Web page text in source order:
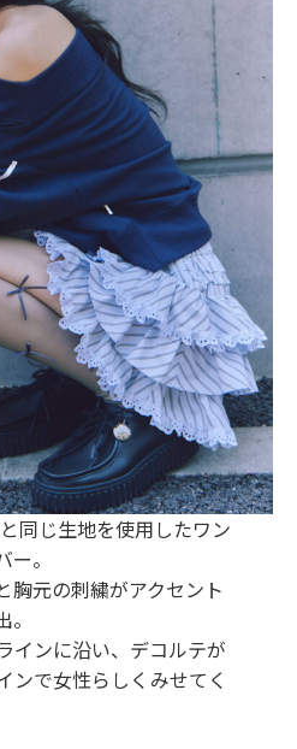
同じ生地を使用したワン
。
胸元の刺繍がアクセント
インに沿い、デコルテが
ンで女性らしくみせてく